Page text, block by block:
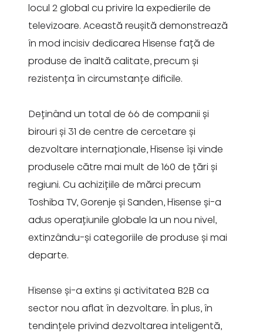
locul 2 global cu privire la expedierile de
televizoare. Această reușită demonstrează
în mod incisiv dedicarea Hisense față de
produse de înaltă calitate, precum și
rezistența în circumstanțe dificile.
Deținând un total de 66 de companii și
birouri și 31 de centre de cercetare și
dezvoltare internaționale, Hisense își vinde
produsele către mai mult de 160 de țări și
regiuni. Cu achizițiile de mărci precum
Toshiba TV, Gorenje și Sanden, Hisense și-a
adus operațiunile globale la un nou nivel,
extinzându-și categoriile de produse și mai
departe.
Hisense și-a extins și activitatea B2B ca
sector nou aflat în dezvoltare. În plus, în
tendințele privind dezvoltarea inteligentă,